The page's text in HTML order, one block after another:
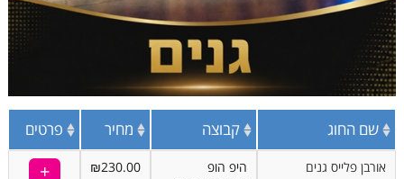
שם החוג קבוצה מחיר פרטים
אורבן פלייס גנים
היפ הופ
₪230.00